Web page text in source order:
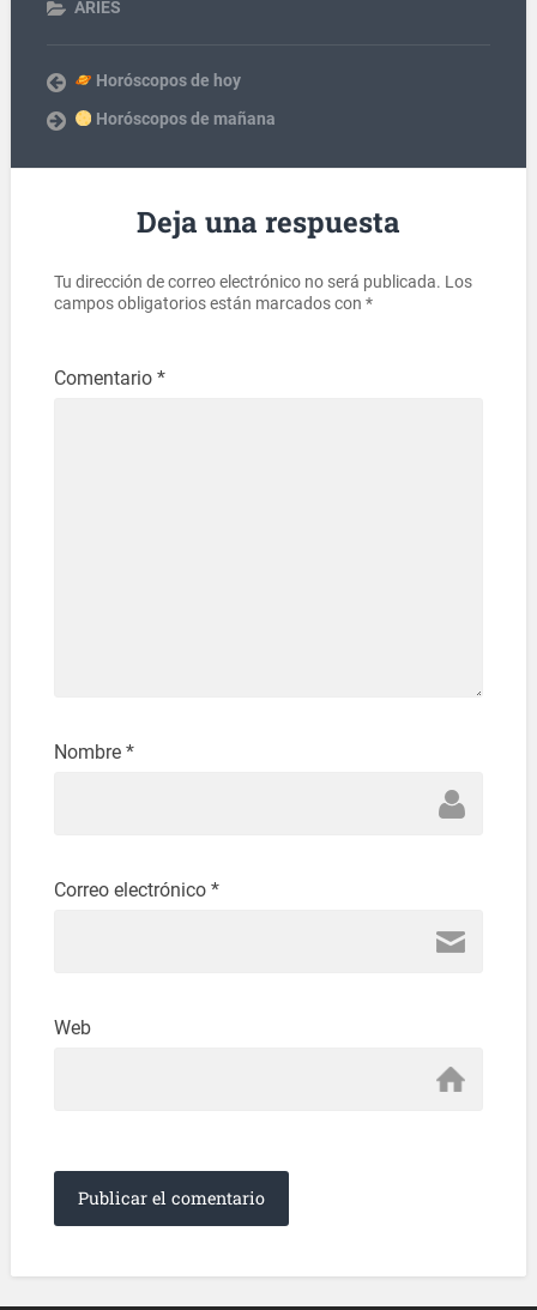
ARIES
Horóscopos de hoy
Horóscopos de mañana
Deja una respuesta
Tu dirección de correo electrónico no será publicada. Los
campos obligatorios están marcados con *
Comentario *
Nombre *
Correo electrónico *
Web